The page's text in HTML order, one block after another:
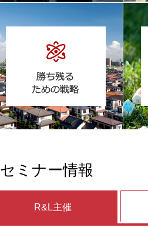
セミナー情報
R&L主催